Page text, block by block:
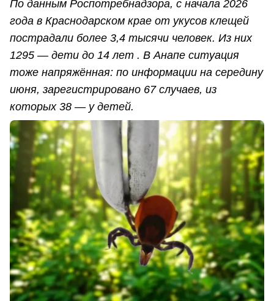
По данным Роспотребнадзора, с начала 2026
года в Краснодарском крае от укусов клещей
пострадали более 3,4 тысячи человек. Из них
1295 — дети до 14 лет . В Анапе ситуация
тоже напряжённая: по информации на середину
июня, зарегистрировано 67 случаев, из
которых 38 — у детей.